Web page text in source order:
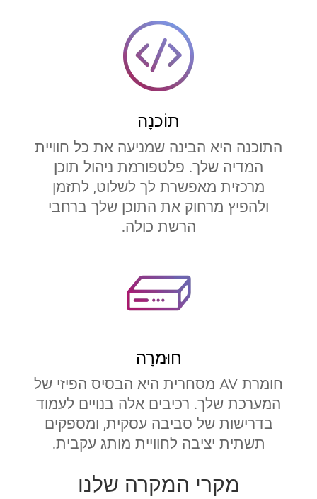
תוֹכנָה
התוכנה היא הבינה שמניעה את כל חוויית
המדיה שלך. פלטפורמת ניהול תוכן
מרכזית מאפשרת לך לשלוט, לתזמן
ולהפיץ מרחוק את התוכן שלך ברחבי
הרשת כולה.
חוּמרָה
חומרת AV מסחרית היא הבסיס הפיזי של
המערכת שלך. רכיבים אלה בנויים לעמוד
בדרישות של סביבה עסקית, ומספקים
תשתית יציבה לחוויית מותג עקבית.
מקרי המקרה שלנו